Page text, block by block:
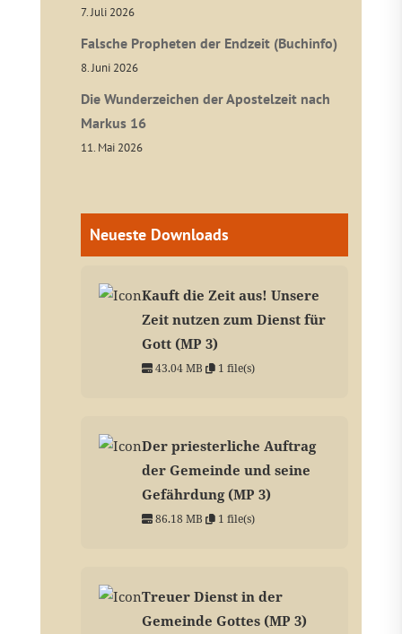
7. Juli 2026
Falsche Propheten der Endzeit (Buchinfo)
8. Juni 2026
Die Wunderzeichen der Apostelzeit nach
Markus 16
11. Mai 2026
Neueste Downloads
Kauft die Zeit aus! Unsere
Zeit nutzen zum Dienst für
Gott (MP 3)
43.04 MB 1 file(s)
Der priesterliche Auftrag
der Gemeinde und seine
Gefährdung (MP 3)
86.18 MB 1 file(s)
Treuer Dienst in der
Gemeinde Gottes (MP 3)